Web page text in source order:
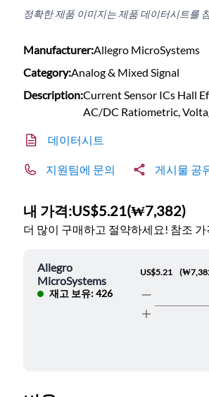
정확한 제품 이미지는 제품 데이터시트를
Manufacturer:Allegro MicroSystems
Category:Analog & Mixed Signal
Description:Current Sensor ICs Hall
AC/DC Ratiometric,
데이터시트
지원팀에 문의 게시물 공
내 가격:US$5.21(₩7,382)
더 많이 구매하고 절약하세요! 참조 가
Allegro
MicroSystems
재고 보유: 426
US$5.21 (